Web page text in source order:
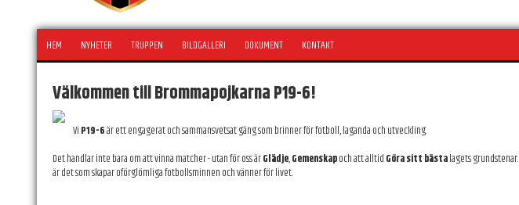
HEM NYHETER TRUPPEN BILDGALLERI DOKUMENT KONTAKT
Välkommen till Brommapojkarna P19-6!
Vi P19-6är ett engagerat och sammansvetsat gäng som brinner för fotboll, laganda och utveckling.
Det handlar inte bara om att vinna matcher - utan för oss ärGlädje,Gemenskapoch att alltid Göra sitt bästalagets
är det som skapar oförglömliga fotbollsminnen och vänner för livet.